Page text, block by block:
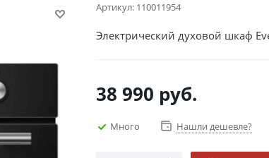
Артикул: 110011954
Электрический духовой шкаф
38 990 руб.
Много Нашли дешевле?